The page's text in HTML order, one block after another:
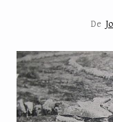
De